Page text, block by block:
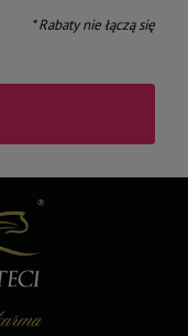
* Rabaty nie łączą się